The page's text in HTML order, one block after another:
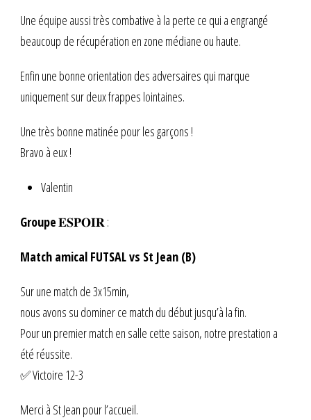
Une équipe aussi très combative à la perte ce qui a engrangé
beaucoup de récupération en zone médiane ou haute.
Enfin une bonne orientation des adversaires qui marque
uniquement sur deux frappes lointaines.
Une très bonne matinée pour les garçons !
Bravo à eux !
Valentin
Groupe𝐄𝐒𝐏𝐎𝐈𝐑 :
Match amical FUTSAL vs St Jean (B)
Sur une match de 3x15min,
nous avons su dominer ce match du début jusqu’à la fin.
Pour un premier match en salle cette saison, notre prestation a
été réussite.
✅ Victoire 12-3
Merci à St Jean pour l’accueil.